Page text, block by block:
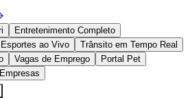
Entretenimento Completo
Esportes ao Vivo
Trânsito em Tempo Real
Vagas de Emprego
Portal Pet